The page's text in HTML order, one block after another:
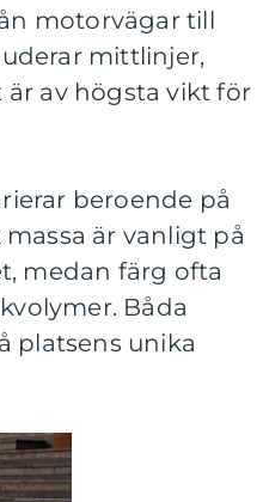
motorvägar till
mittlinjer,
av högsta vikt för
beroende på
är vanligt på
medan färg ofta
Båda
platsens unika